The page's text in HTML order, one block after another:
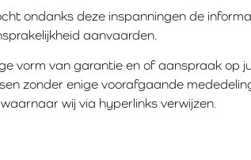
ondanks deze inspanningen de
aanvaarden.
vorm van garantie en of aanspraak op
zonder enige voorafgaande
wij via hyperlinks verwijzen.